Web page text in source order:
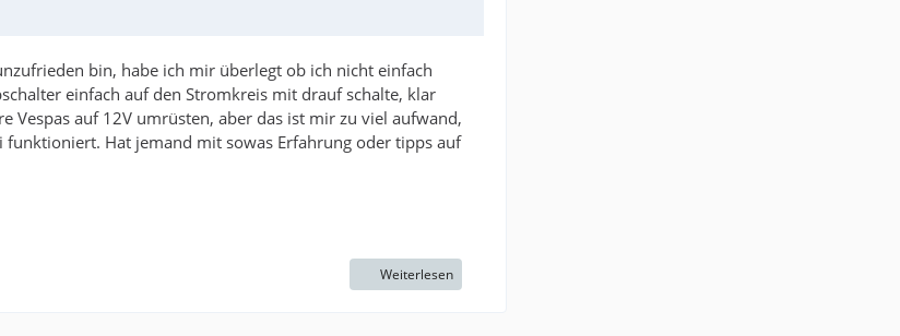
bin, habe ich mir überlegt ob ich nicht einfach
einfach auf den Stromkreis mit drauf schalte, klar
Vespas auf 12V umrüsten, aber das ist mir zu viel aufwand,
Hat jemand mit sowas Erfahrung oder tipps auf
Weiterlesen